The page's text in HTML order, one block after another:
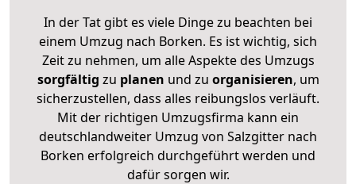
In der Tat gibt es viele Dinge zu beachten bei
einem Umzug nach Borken. Es ist wichtig, sich
Zeit zu nehmen, um alle Aspekte des Umzugs
sorgfältig zu planen und zu organisieren, um
sicherzustellen, dass alles reibungslos verläuft.
Mit der richtigen Umzugsfirma kann ein
deutschlandweiter Umzug von Salzgitter nach
Borken erfolgreich durchgeführt werden und
dafür sorgen wir.